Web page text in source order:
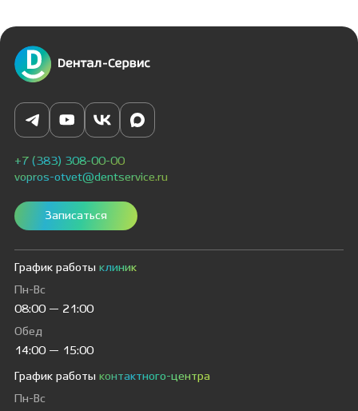
+7 (383) 308-00-00
vopros-otvet@dentservice.ru
Записаться
График работы клиник
Пн-Вс
08:00 — 21:00
Обед
14:00 — 15:00
График работы контактного-центра
Пн-Вс